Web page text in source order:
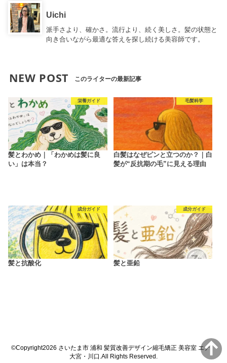
Uichi
派手さより、確かさ。流行より、続く美しさ。髪の状態と
向き合いながら最適な答えを探し続ける美容師です。
NEW POST このライターの最新記事
栄養ガイド
髪とわかめ｜「わかめは髪に良
い」は本当？
毛髪科学
白髪はなぜピンと立つのか？｜白
髪が“反抗期の毛”に見える理由
成分ガイド
髪と抗酸化
成分ガイド
髪と亜鉛
©Copyright2026 さいたま市 浦和 髪質改善デザイン縮毛矯正 美容室 エナ
大宮・川口 .All Rights Reserved.